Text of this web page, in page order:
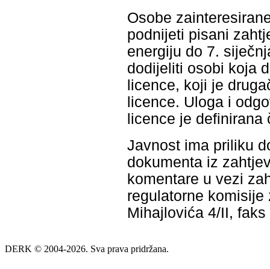
Osobe
podnijeti pisani
energiju do 7.
dodijeliti osobi koja
licence, koji je
licence. Uloga i
licence je
Javnost ima priliku
dokumenta iz
komentare u vezi
regulatorne
Mihajlovića 4/II,
DERK © 2004-2026. Sva prava pridržana.